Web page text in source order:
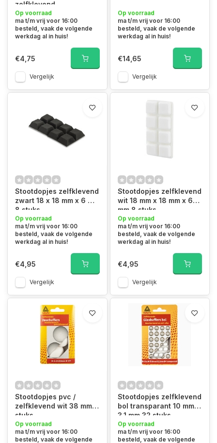
zelfklevend
Op voorraad
ma t/m vrij voor 16:00
besteld, vaak de volgende
werkdag al in huis!
€4,75
Vergelijk
Op voorraad
ma t/m vrij voor 16:00
besteld, vaak de volgende
werkdag al in huis!
€14,65
Vergelijk
Stootdopjes zelfklevend
zwart 18 x 18 mm x 6 mm
8 stuks
Op voorraad
ma t/m vrij voor 16:00
besteld, vaak de volgende
werkdag al in huis!
€4,95
Vergelijk
Stootdopjes zelfklevend
wit 18 mm x 18 mm x 6
mm 8 stuks
Op voorraad
ma t/m vrij voor 16:00
besteld, vaak de volgende
werkdag al in huis!
€4,95
Vergelijk
Stootdopjes pvc /
zelfklevend wit 38 mm 2
stuks
Op voorraad
ma t/m vrij voor 16:00
besteld, vaak de volgende
Stootdopjes zelfklevend
bol transparant 10 mm x
3.1 mm 32 stuks
Op voorraad
ma t/m vrij voor 16:00
besteld, vaak de volgende